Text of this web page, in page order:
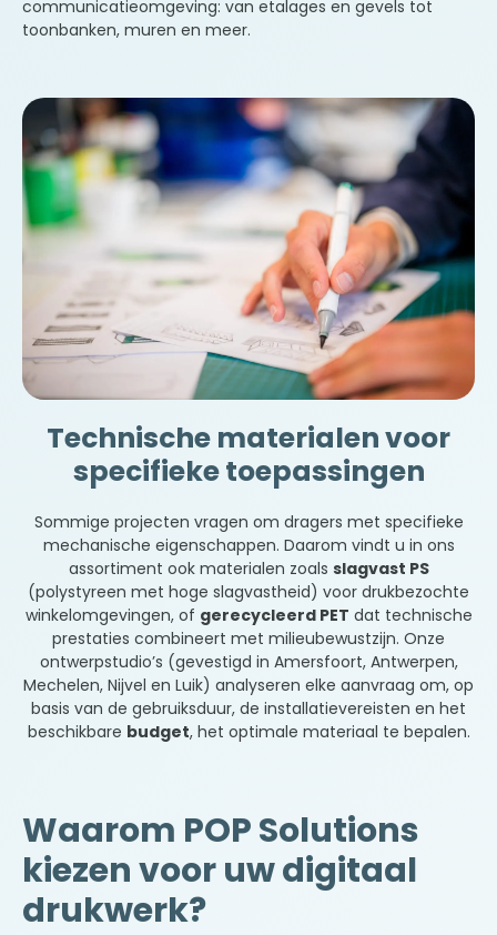
communicatieomgeving: van etalages en gevels tot
toonbanken, muren en meer.
Technische materialen voor
specifieke toepassingen
Sommige projecten vragen om dragers met specifieke
mechanische eigenschappen. Daarom vindt u in ons
assortiment ook materialen zoals slagvast PS
(polystyreen met hoge slagvastheid) voor drukbezochte
winkelomgevingen, of gerecycleerd PET dat technische
prestaties combineert met milieubewustzijn. Onze
ontwerpstudio’s (gevestigd in Amersfoort, Antwerpen,
Mechelen, Nijvel en Luik) analyseren elke aanvraag om, op
basis van de gebruiksduur, de installatievereisten en het
beschikbare budget, het optimale materiaal te bepalen.
Waarom POP Solutions
kiezen voor uw digitaal
drukwerk?